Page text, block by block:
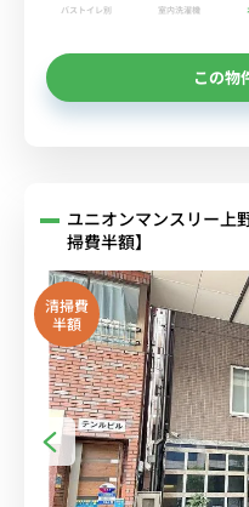
バストイレ別 室内洗濯機
この物
ユニオンマンスリー上
掃費半額】
清掃費
半額